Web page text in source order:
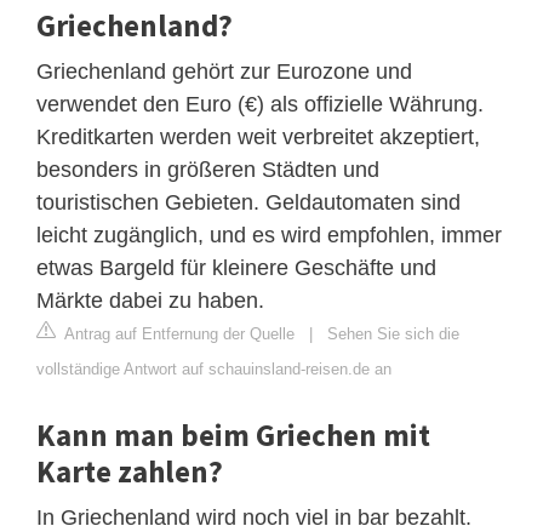
Griechenland?
Griechenland gehört zur Eurozone und
verwendet den Euro (€) als offizielle Währung.
Kreditkarten werden weit verbreitet akzeptiert,
besonders in größeren Städten und
touristischen Gebieten. Geldautomaten sind
leicht zugänglich, und es wird empfohlen, immer
etwas Bargeld für kleinere Geschäfte und
Märkte dabei zu haben.
Antrag auf Entfernung der Quelle | Sehen Sie sich die
vollständige Antwort auf schauinsland-reisen.de an
Kann man beim Griechen mit
Karte zahlen?
In Griechenland wird noch viel in bar bezahlt.